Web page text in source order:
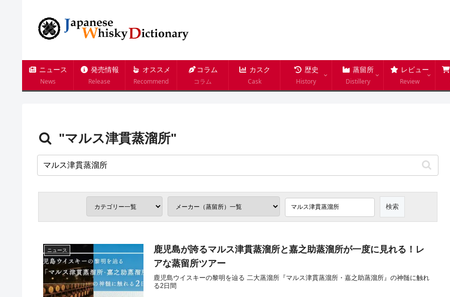
ニュース
News
発売情報
Release
オススメ
Recommend
コラム
コラム
カスク
Cask
歴史
History
蒸留所
Distillery
レビュー
Review
"マルス津貫蒸溜所"
ニュース
鹿児島が誇るマルス津貫蒸溜所と嘉之助蒸溜所が一度に見れる！レ
アな蒸留所ツアー
鹿児島ウイスキーの黎明を辿る 二大蒸溜所『マルス津貫蒸溜所・嘉之助蒸溜所』の神髄に触れ
る2日間